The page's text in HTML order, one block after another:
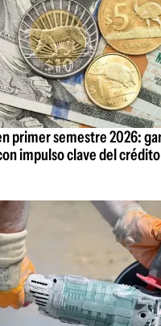
primer semestre 2026:
impulso clave del